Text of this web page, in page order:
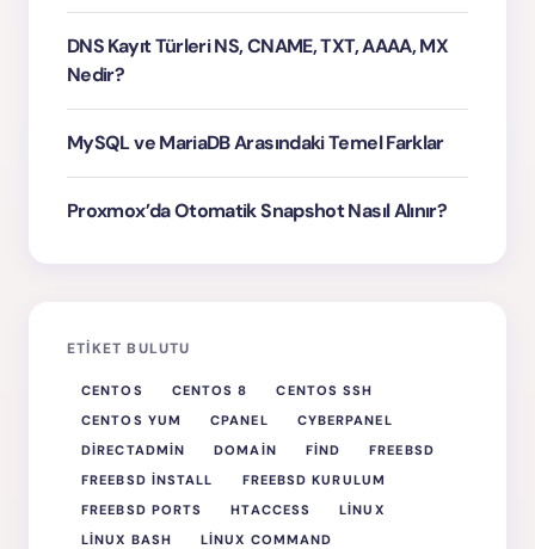
DNS Kayıt Türleri NS, CNAME, TXT, AAAA, MX
Nedir?
MySQL ve MariaDB Arasındaki Temel Farklar
Proxmox’da Otomatik Snapshot Nasıl Alınır?
ETIKET BULUTU
CENTOS CENTOS 8
CENTOS SSH
CENTOS YUM
CPANEL
CYBERPANEL
DIRECTADMIN
DOMAIN FIND
FREEBSD
FREEBSD INSTALL
FREEBSD KURULUM
FREEBSD PORTS
HTACCESS
LINUX
LINUX BASH
LINUX COMMAND